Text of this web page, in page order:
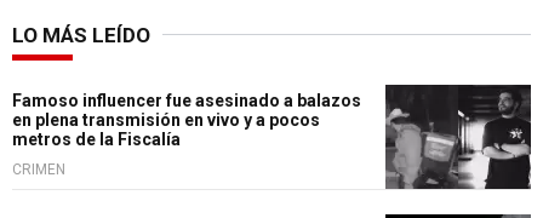
LO MÁS LEÍDO
Famoso influencer fue asesinado a balazos
en plena transmisión en vivo y a pocos
metros de la Fiscalía
CRIMEN